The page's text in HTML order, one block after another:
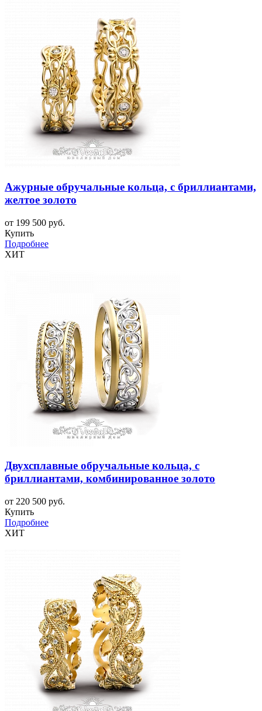
Ажурные обручальные кольца, с бриллиантами,
желтое золото
от 199 500 руб.
Купить
Подробнее
ХИТ
Двухсплавные обручальные кольца, с
бриллиантами, комбинированное золото
от 220 500 руб.
Купить
Подробнее
ХИТ